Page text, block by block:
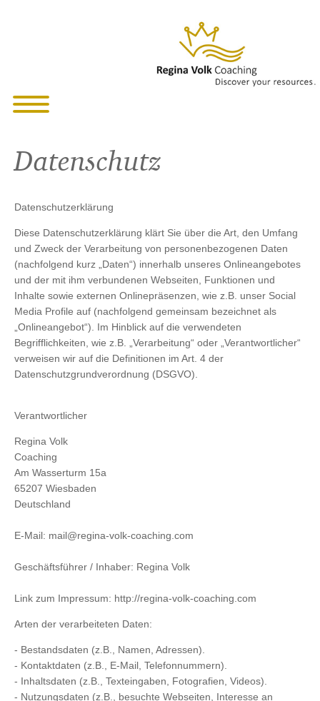
Datenschutz
Datenschutzerklärung
Diese Datenschutzerklärung klärt Sie über die Art, den Umfang
und Zweck der Verarbeitung von personenbezogenen Daten
(nachfolgend kurz „Daten“) innerhalb unseres Onlineangebotes
und der mit ihm verbundenen Webseiten, Funktionen und
Inhalte sowie externen Onlinepräsenzen, wie z.B. unser Social
Media Profile auf (nachfolgend gemeinsam bezeichnet als
„Onlineangebot“). Im Hinblick auf die verwendeten
Begrifflichkeiten, wie z.B. „Verarbeitung“ oder „Verantwortlicher“
verweisen wir auf die Definitionen im Art. 4 der
Datenschutzgrundverordnung (DSGVO).
Verantwortlicher
Regina Volk
Coaching
Am Wasserturm 15a
65207 Wiesbaden
Deutschland
E-Mail: mail@regina-volk-coaching.com
Geschäftsführer / Inhaber: Regina Volk
Link zum Impressum: http://regina-volk-coaching.com
Arten der verarbeiteten Daten:
- Bestandsdaten (z.B., Namen, Adressen).
- Kontaktdaten (z.B., E-Mail, Telefonnummern).
- Inhaltsdaten (z.B., Texteingaben, Fotografien, Videos).
- Nutzungsdaten (z.B., besuchte Webseiten, Interesse an